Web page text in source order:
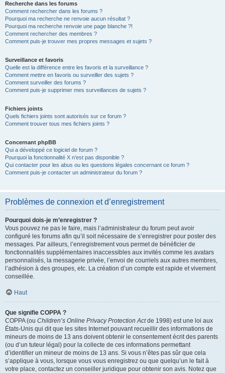
Recherche dans les forums
Comment rechercher dans les forums ?
Pourquoi ma recherche ne renvoie aucun résultat ?
Pourquoi ma recherche renvoie une page blanche ?!
Comment rechercher des membres ?
Comment puis-je trouver mes propres messages et sujets ?
Surveillance et favoris
Quelle est la différence entre les favoris et la surveillance ?
Comment mettre en favoris ou surveiller des sujets ?
Comment surveiller des forums ?
Comment puis-je supprimer mes surveillances de sujets ?
Fichiers joints
Quels fichiers joints sont autorisés sur ce forum ?
Comment trouver tous mes fichiers joints ?
Concernant phpBB
Qui a développé ce logiciel de forum ?
Pourquoi la fonctionnalité X n’est pas disponible ?
Qui contacter pour les abus ou les questions légales concernant ce forum ?
Comment puis-je contacter un administrateur du forum ?
Problèmes de connexion et d’enregistrement
Pourquoi dois-je m’enregistrer ?
Vous pouvez ne pas le faire, mais l’administrateur du forum peut avoir
configuré les forums afin qu’il soit nécessaire de s’enregistrer pour poster des
messages. Par ailleurs, l’enregistrement vous permet de bénéficier de
fonctionnalités supplémentaires inaccessibles aux invités comme les avatars
personnalisés, la messagerie privée, l’envoi de courriels aux autres membres,
l’adhésion à des groupes, etc. La création d’un compte est rapide et vivement
conseillée.
Haut
Que signifie COPPA ?
COPPA (ou Children’s Online Privacy Protection Actde 1998) est une loi aux
États-Unis qui dit que les sites Internet pouvant recueillir des informations de
mineurs de moins de 13 ans doivent obtenir le consentement écrit des parents
(ou d’un tuteur légal) pour la collecte de ces informations permettant
d’identifier un mineur de moins de 13 ans. Si vous n’êtes pas sûr que cela
s’applique à vous, lorsque vous vous enregistrez ou que quelqu’un le fait à
votre place, contactez un conseiller juridique pour obtenir son avis. Notez que